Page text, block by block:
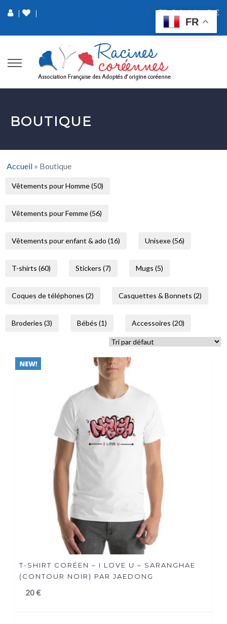
| 0 Article 0 €
|
BOUTIQUE
Accueil » Boutique
Vêtements pour Homme (50)
Vêtements pour Femme (56)
Vêtements pour enfant & ado (16) Unisexe (56)
T-shirts (60) Stickers (7) Mugs (5)
Coques de téléphones (2) Casquettes & Bonnets (2)
Broderies (3) Bébés (1) Accessoires (20)
T-SHIRT CORÉEN – I LOVE U – SARANGHAE
(CONTOUR NOIR) PAR JAEDONG
20€
FR